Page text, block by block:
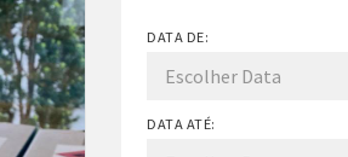
DATA DE:
DATA ATÉ: